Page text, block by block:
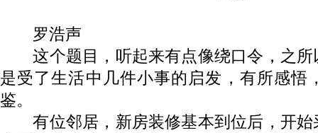
罗浩声
这个题目，听起来有点像绕口令，之所
是受了生活中几件小事的启发，有所感悟
鉴。
有位邻居，新房装修基本到位后，开始